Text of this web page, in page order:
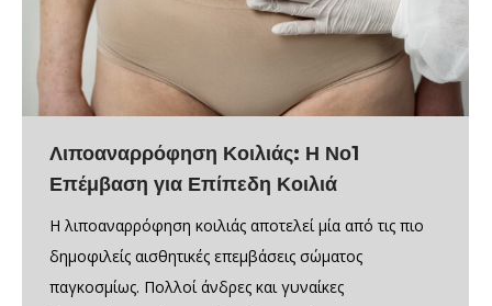
Λιποαναρρόφηση Κοιλιάς: Η Νο1
Επέμβαση για Επίπεδη Κοιλιά
Η λιποαναρρόφηση κοιλιάς αποτελεί μία από τις πιο
δημοφιλείς αισθητικές επεμβάσεις σώματος
παγκοσμίως. Πολλοί άνδρες και γυναίκες